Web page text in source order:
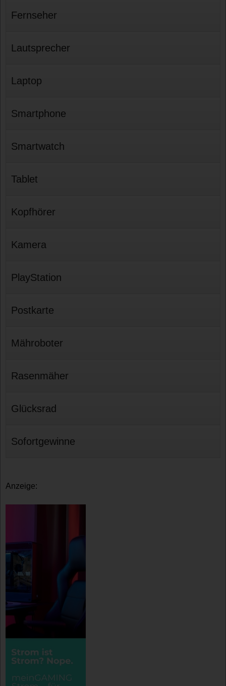
Fernseher
Lautsprecher
Laptop
Smartphone
Smartwatch
Tablet
Kopfhörer
Kamera
PlayStation
Postkarte
Mähroboter
Rasenmäher
Glücksrad
Sofortgewinne
Anzeige: